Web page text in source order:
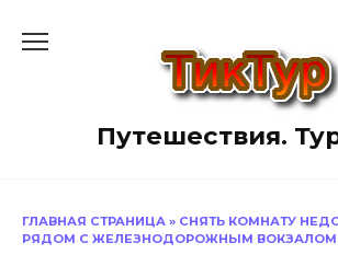
Путешествия.
ГЛАВНАЯ СТРАНИЦА » СНЯТЬ КОМНАТУ
РЯДОМ С ЖЕЛЕЗНОДОРОЖНЫМ ВОКЗАЛОМ